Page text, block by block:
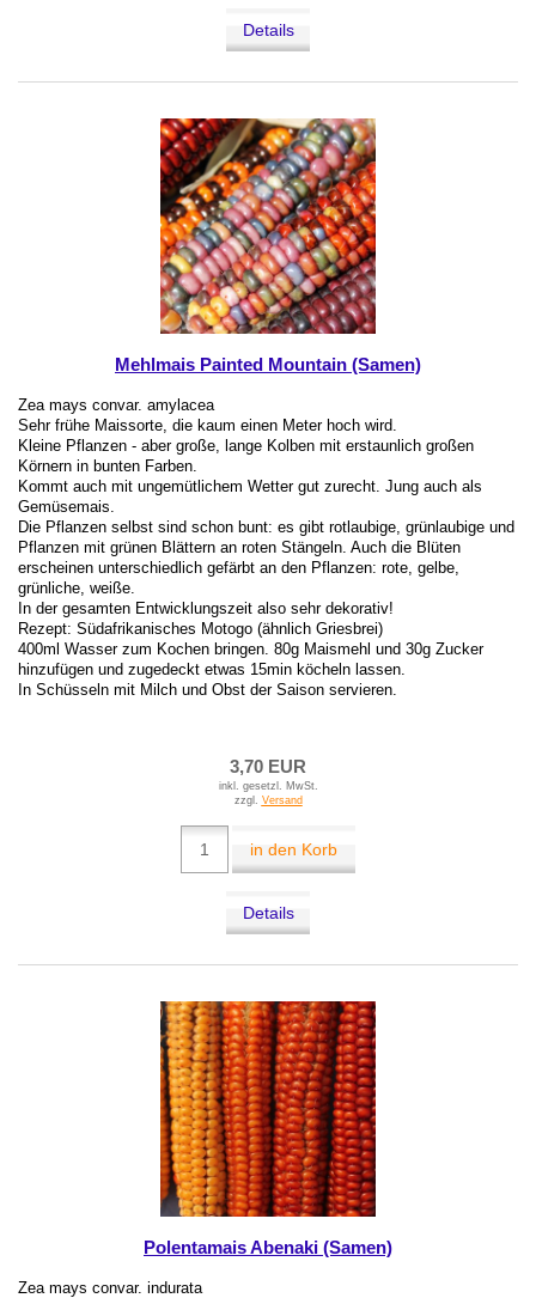
Details
Mehlmais Painted Mountain (Samen)
Zea mays convar. amylacea
Sehr frühe Maissorte, die kaum einen Meter hoch wird.
Kleine Pflanzen - aber große, lange Kolben mit erstaunlich großen
Körnern in bunten Farben.
Kommt auch mit ungemütlichem Wetter gut zurecht. Jung auch als
Gemüsemais.
Die Pflanzen selbst sind schon bunt: es gibt rotlaubige, grünlaubige und
Pflanzen mit grünen Blättern an roten Stängeln. Auch die Blüten
erscheinen unterschiedlich gefärbt an den Pflanzen: rote, gelbe,
grünliche, weiße.
In der gesamten Entwicklungszeit also sehr dekorativ!
Rezept: Südafrikanisches Motogo (ähnlich Griesbrei)
400ml Wasser zum Kochen bringen. 80g Maismehl und 30g Zucker
hinzufügen und zugedeckt etwas 15min köcheln lassen.
In Schüsseln mit Milch und Obst der Saison servieren.
3,70 EUR
inkl. gesetzl. MwSt.
zzgl. Versand
in den Korb
Details
Polentamais Abenaki (Samen)
Zea mays convar. indurata